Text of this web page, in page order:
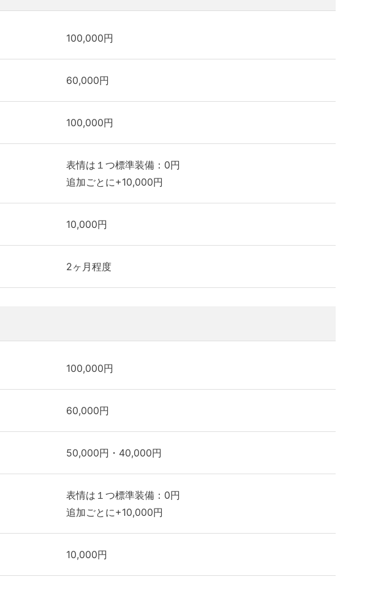
100,000円
60,000円
100,000円
表情は１つ標準装備：0円
追加ごとに+10,000円
10,000円
2ヶ月程度
100,000円
60,000円
50,000円・40,000円
表情は１つ標準装備：0円
追加ごとに+10,000円
10,000円